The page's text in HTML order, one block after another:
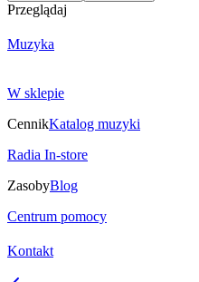
Przeglądaj
Muzyka
W sklepie
CennikKatalog muzyki
Radia In-store
ZasobyBlog
Centrum pomocy
Kontakt